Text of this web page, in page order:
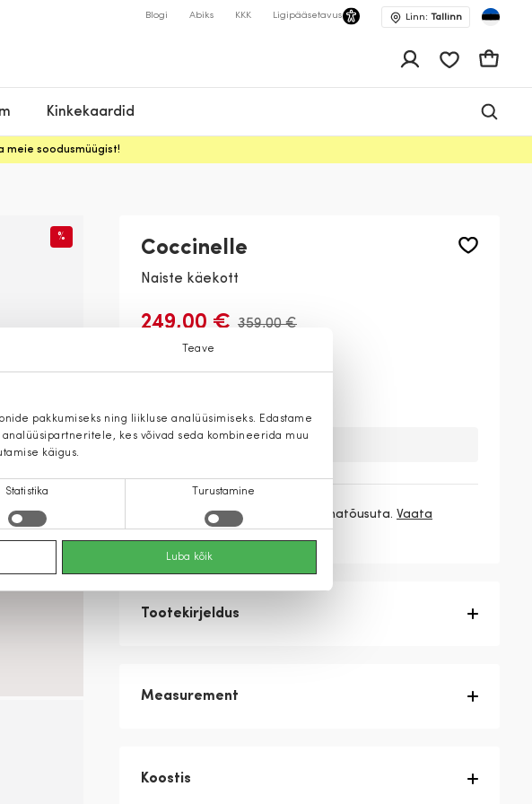
Teave
pakkumiseks ning liikluse analüüsimiseks. Edastame
kes võivad seda kombineerida muu
käigus.
Statistika Turustamine
Luba kõik
Blogi Abiks KKK Ligipääsetavus Linn: Tallinn
Kinkekaardid
meie soodusmüügist!
%
Coccinelle
Naiste käekott
249,00 € 359,00 €
83,00 € / kuu ilma hinnatõusuta. Vaata
rohkem
Tootekirjeldus
Measurement
Koostis